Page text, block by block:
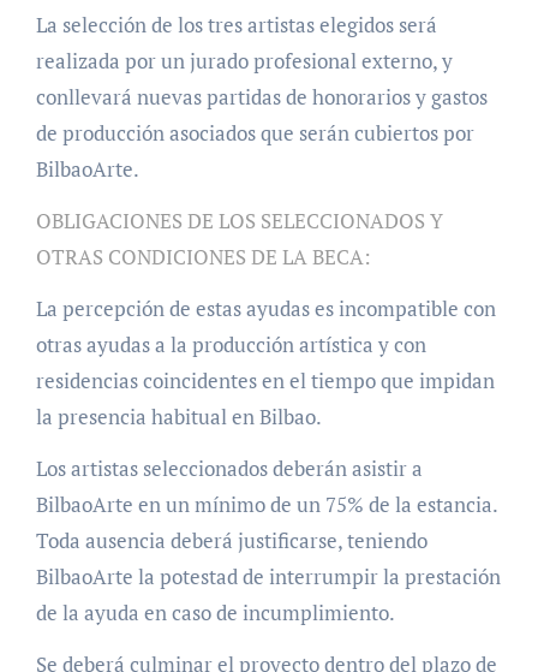
La selección de los tres artistas elegidos será
realizada por un jurado profesional externo, y
conllevará nuevas partidas de honorarios y gastos
de producción asociados que serán cubiertos por
BilbaoArte.
OBLIGACIONES DE LOS SELECCIONADOS Y
OTRAS CONDICIONES DE LA BECA:
La percepción de estas ayudas es incompatible con
otras ayudas a la producción artística y con
residencias coincidentes en el tiempo que impidan
la presencia habitual en Bilbao.
Los artistas seleccionados deberán asistir a
BilbaoArte en un mínimo de un 75% de la estancia.
Toda ausencia deberá justificarse, teniendo
BilbaoArte la potestad de interrumpir la prestación
de la ayuda en caso de incumplimiento.
Se deberá culminar el proyecto dentro del plazo de